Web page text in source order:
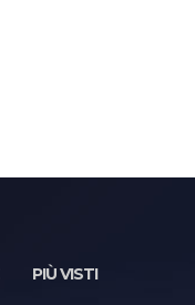
PIÙ VISTI